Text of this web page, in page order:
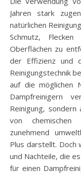
Jahren stark
natürlichen
Schmutz,
Oberflächen zu
der Effizienz und
Reinigungstechnik
auf die möglichen
Dampfreinigern
Reinigung,
von
zunehmend
Plus darstellt. Doch
und Nachteile, die
für einen